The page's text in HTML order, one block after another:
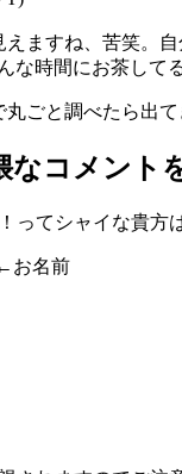
ますね、苦笑。
な時間にお茶して
ごと調べたら出
コメント
ってシャイな貴方
お名前